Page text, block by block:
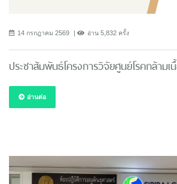
14 กรกฎาคม 2569 อ่าน 5,832 ครั้ง
ประชาสัมพันธ์โครงการวิจัยศูนย์โรคกล้าม
อ่านต่อ